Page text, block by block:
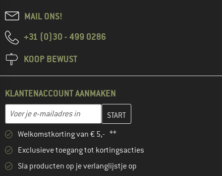
MAIL ONS!
+31 (0)30 - 499 0286
KOOP BEWUST
KLANTENACCOUNT AANMAKEN
E-mailadres
Vul je e-mailadres hier in en maak in de volgende stap je
Welkomstkorting van € 5,- **
Exclusieve toegang tot kortingsacties
Sla producten op je verlanglijstje op